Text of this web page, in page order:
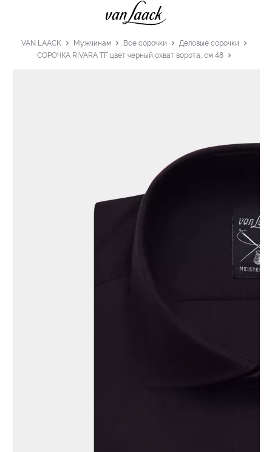
VAN LAACK Мужчинам Все сорочки
Деловые сорочки
СОРОЧКА RIVARA TF цвет черный охват ворота, см 48